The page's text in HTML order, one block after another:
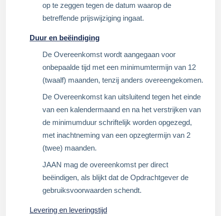
op te zeggen tegen de datum waarop de
betreffende prijswijziging ingaat.
Duur en beëindiging
De Overeenkomst wordt aangegaan voor
onbepaalde tijd met een minimumtermijn van 12
(twaalf) maanden, tenzij anders overeengekomen.
De Overeenkomst kan uitsluitend tegen het einde
van een kalendermaand en na het verstrijken van
de minimumduur schriftelijk worden opgezegd,
met inachtneming van een opzegtermijn van 2
(twee) maanden.
JAAN mag de overeenkomst per direct
beëindigen, als blijkt dat de Opdrachtgever de
gebruiksvoorwaarden schendt.
Levering en leveringstijd